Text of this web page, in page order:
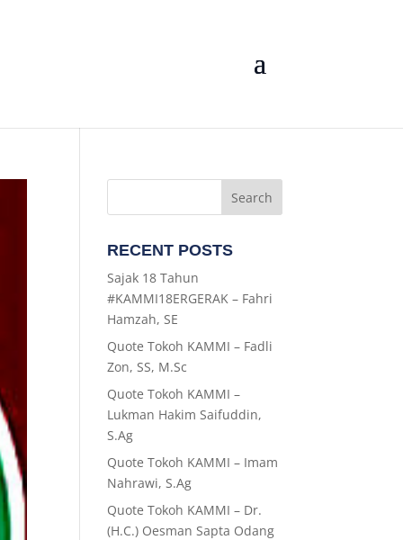
RECENT POSTS
Sajak 18 Tahun
#KAMMI18ERGERAK – Fahri
Hamzah, SE
Quote Tokoh KAMMI – Fadli
Zon, SS, M.Sc
Quote Tokoh KAMMI –
Lukman Hakim Saifuddin,
S.Ag
Quote Tokoh KAMMI – Imam
Nahrawi, S.Ag
Quote Tokoh KAMMI – Dr.
(H.C.) Oesman Sapta Odang